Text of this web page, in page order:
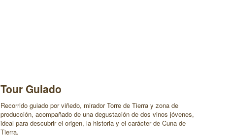
Tour Guiado
Recorrido guiado por viñedo, mirador Torre de Tierra y zona de
producción, acompañado de una degustación de dos vinos jóvenes,
ideal para descubrir el origen, la historia y el carácter de Cuna de
Tierra.